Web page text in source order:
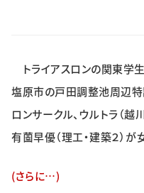
スポーツ
トライアスロンの関東学
塩原市の戸田調整池周辺特
ロンサークル、ウルトラ（
有薗早優（理工・建築２）
(さらに…)